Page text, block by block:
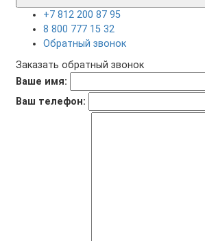
+7 812 200 87 95
8 800 777 15 32
Обратный звонок
Заказать обратный звонок
Ваше имя:
Ваш телефон: